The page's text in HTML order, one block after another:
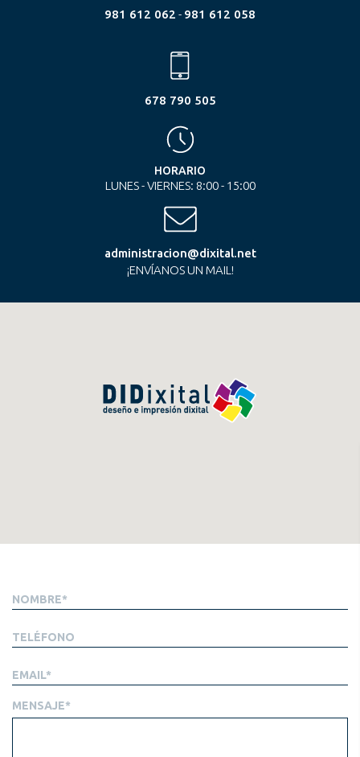
981 612 062 - 981 612 058
678 790 505
HORARIO
LUNES - VIERNES: 8:00 - 15:00
administracion@dixital.net
¡ENVÍANOS UN MAIL!
MENSAJE*